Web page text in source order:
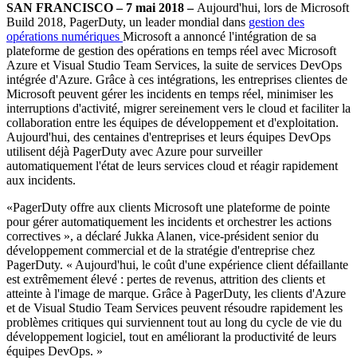
SAN FRANCISCO – 7 mai 2018 – Aujourd'hui, lors de Microsoft
Build 2018, PagerDuty, un leader mondial dans gestion des
opérations numériques Microsoft a annoncé l'intégration de sa
plateforme de gestion des opérations en temps réel avec Microsoft
Azure et Visual Studio Team Services, la suite de services DevOps
intégrée d'Azure. Grâce à ces intégrations, les entreprises clientes de
Microsoft peuvent gérer les incidents en temps réel, minimiser les
interruptions d'activité, migrer sereinement vers le cloud et faciliter la
collaboration entre les équipes de développement et d'exploitation.
Aujourd'hui, des centaines d'entreprises et leurs équipes DevOps
utilisent déjà PagerDuty avec Azure pour surveiller
automatiquement l'état de leurs services cloud et réagir rapidement
aux incidents.
«PagerDuty offre aux clients Microsoft une plateforme de pointe
pour gérer automatiquement les incidents et orchestrer les actions
correctives », a déclaré Jukka Alanen, vice-président senior du
développement commercial et de la stratégie d'entreprise chez
PagerDuty. « Aujourd'hui, le coût d'une expérience client défaillante
est extrêmement élevé : pertes de revenus, attrition des clients et
atteinte à l'image de marque. Grâce à PagerDuty, les clients d'Azure
et de Visual Studio Team Services peuvent résoudre rapidement les
problèmes critiques qui surviennent tout au long du cycle de vie du
développement logiciel, tout en améliorant la productivité de leurs
équipes DevOps. »